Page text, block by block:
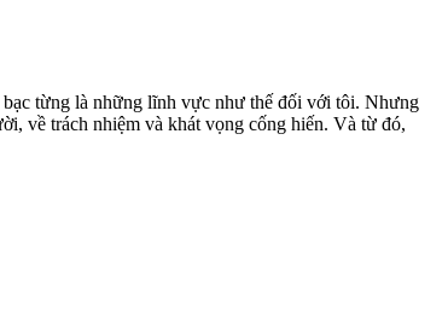
từng là những lĩnh vực như thế đối với tôi. Nhưng
về trách nhiệm và khát vọng cống hiến. Và từ đó,